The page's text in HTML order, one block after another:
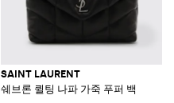
SAINT LAURENT
쉐브론 퀼팅 나파 가죽 푸퍼 백